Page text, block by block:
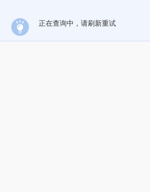
正在查询中，请刷新重试